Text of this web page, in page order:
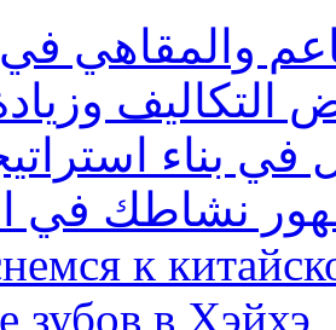
والمقاهي
وزيادة
بناء
نشاطك في
к
зубов в Хэйхэ